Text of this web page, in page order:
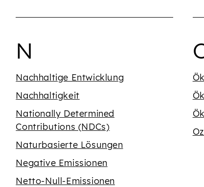
Buchstaben {' '}
Begriffe mit dem
N
Nachhaltige Entwicklung
Nachhaltigkeit
Nationally Determined
Contributions (NDCs)
Naturbasierte Lösungen
Negative Emissionen
Netto-Null-Emissionen